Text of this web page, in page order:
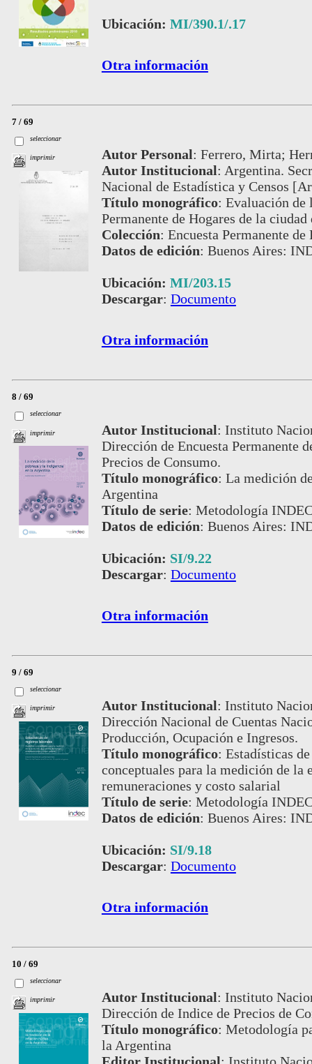
Ubicación: MI/390.1/.17
Otra información
7 / 69
seleccionar
imprimir Autor Personal: Ferrero, Mirta;
Autor Institucional: Argentina.
Nacional de Estadística y Censos
Título monográfico: Evaluación de
Permanente de Hogares de la ciudad
Colección: Encuesta Permanente de
Datos de edición: Buenos Aires:
Ubicación: MI/203.15
Descargar: Documento
Otra información
8 / 69
seleccionar
imprimir Autor Institucional: Instituto
Dirección de Encuesta Permanente
Precios de Consumo.
Título monográfico: La medición
Argentina
Título de serie: Metodología
Datos de edición: Buenos Aires:
Ubicación: SI/9.22
Descargar: Documento
Otra información
9 / 69
seleccionar
imprimir Autor Institucional: Instituto
Dirección Nacional de Cuentas
Producción, Ocupación e Ingresos.
Título monográfico: Estadísticas
conceptuales para la medición de la
remuneraciones y costo salarial
Título de serie: Metodología
Datos de edición: Buenos Aires:
Ubicación: SI/9.18
Descargar: Documento
Otra información
10 / 69
seleccionar
imprimir Autor Institucional: Instituto
Dirección de Indice de Precios de
Título monográfico: Metodología
la Argentina